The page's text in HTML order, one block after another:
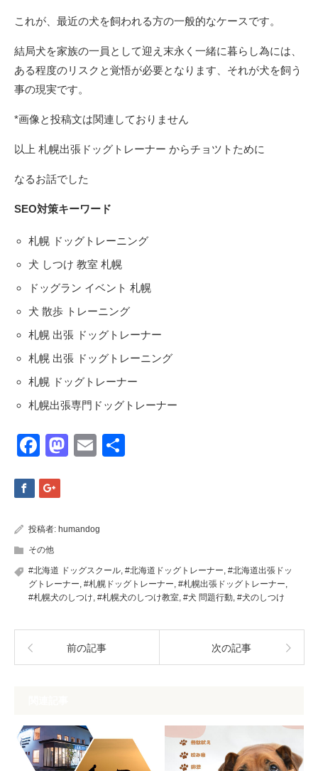
これが、最近の犬を飼われる方の一般的なケースです。
結局犬を家族の一員として迎え末永く一緒に暮らし為には、
ある程度のリスクと覚悟が必要となります、それが犬を飼う
事の現実です。
*画像と投稿文は関連しておりません
以上 札幌出張ドッグトレーナー からチョツトために
なるお話でした
SEO対策キーワード
札幌 ドッグトレーニング
犬 しつけ 教室 札幌
ドッグラン イベント 札幌
犬 散歩 トレーニング
札幌 出張 ドッグトレーナー
札幌 出張 ドッグトレーニング
札幌 ドッグトレーナー
札幌出張専門ドッグトレーナー
Facebook
Mastodon
Email
投稿者: humandog
その他
#北海道 ドッグスクール #北海道ドッグトレーナー #北海道出張ドッ
グトレーナー #札幌ドッグトレーナー #札幌出張ドッグトレーナー
#札幌犬のしつけ #札幌犬のしつけ教室 #犬 問題行動 #犬のしつけ
前の記事 次の記事